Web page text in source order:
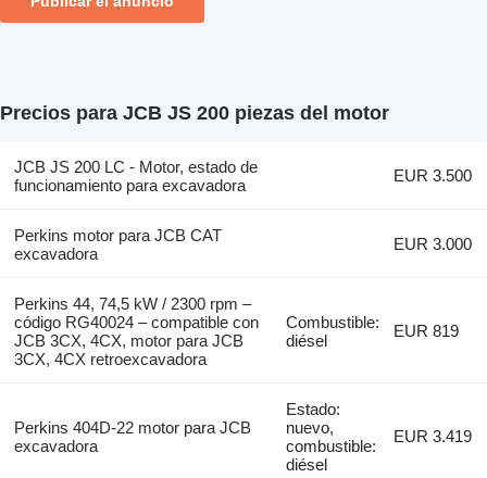
Precios para JCB JS 200 piezas del motor
JCB JS 200 LC - Motor, estado de
funcionamiento para excavadora
EUR 3.500
Perkins motor para JCB CAT
excavadora
EUR 3.000
Perkins 44, 74,5 kW / 2300 rpm –
código RG40024 – compatible con
JCB 3CX, 4CX, motor para JCB
3CX, 4CX retroexcavadora
Combustible:
diésel
EUR 819
Perkins 404D-22 motor para JCB
excavadora
Estado:
nuevo,
combustible:
diésel
EUR 3.419